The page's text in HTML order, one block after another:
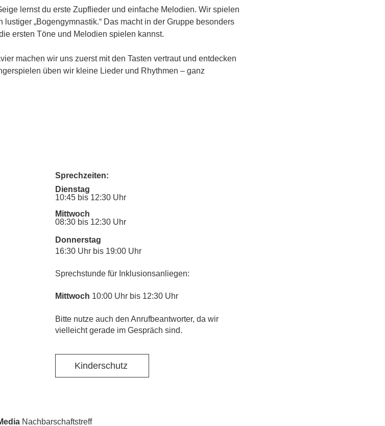
lernst du erste Zupflieder und einfache Melodien. Wir spielen
„Bogengymnastik.“ Das macht in der Gruppe besonders
ersten Töne und Melodien spielen kannst.
machen wir uns zuerst mit den Tasten vertraut und entdecken
üben wir kleine Lieder und Rhythmen – ganz
Sprechzeiten:
Dienstag
10:45 bis 12:30 Uhr
Mittwoch
08:30 bis 12:30 Uhr
Donnerstag
16:30 Uhr bis 19:00 Uhr
Sprechstunde für Inklusionsanliegen:
Mittwoch 10:00 Uhr bis 12:30 Uhr
​Bitte nutze auch den Anrufbeantworter, da wir
vielleicht gerade im Gespräch sind.
Kinderschutz
Nachbarschaftstreff